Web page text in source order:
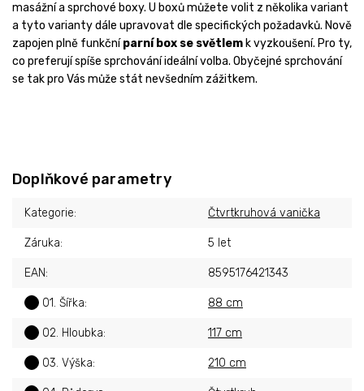
masážní a sprchové boxy. U boxů můžete volit z několika variant
a tyto varianty dále upravovat dle specifických požadavků. Nově
zapojen plně funkčníparní box se světlem k vyzkoušení. Pro ty,
co preferují spíše sprchování ideální volba. Obyčejné sprchování
se tak pro Vás může stát nevšedním zážitkem.
Doplňkové parametry
Kategorie: Čtvrtkruhová vanička
Záruka: 5 let
EAN: 8595176421343
01. Šířka: 88 cm
02. Hloubka: 117 cm
03. Výška: 210 cm